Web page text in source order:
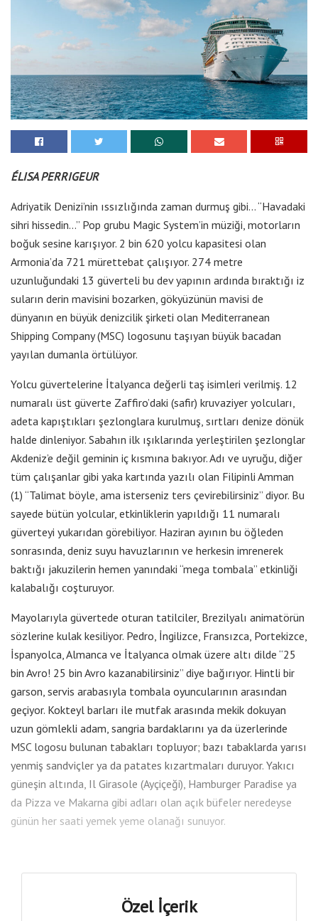
ÉLISA PERRIGEUR
Adriyatik Denizi’nin ıssızlığında zaman durmuş gibi… “Havadaki
sihri hissedin…” Pop grubu Magic System’in müziği, motorların
boğuk sesine karışıyor. 2 bin 620 yolcu kapasitesi olan
Armonia’da 721 mürettebat çalışıyor. 274 metre
uzunluğundaki 13 güverteli bu dev yapının ardında bıraktığı iz
suların derin mavisini bozarken, gökyüzünün mavisi de
dünyanın en büyük denizcilik şirketi olan Mediterranean
Shipping Company (MSC) logosunu taşıyan büyük bacadan
yayılan dumanla örtülüyor.
Yolcu güvertelerine İtalyanca değerli taş isimleri verilmiş. 12
numaralı üst güverte Zaffiro’daki (safir) kruvaziyer yolcuları,
adeta kapıştıkları şezlonglara kurulmuş, sırtları denize dönük
halde dinleniyor. Sabahın ilk ışıklarında yerleştirilen şezlonglar
Akdeniz’e değil geminin iç kısmına bakıyor. Adı ve uyruğu, diğer
tüm çalışanlar gibi yaka kartında yazılı olan Filipinli Amman
(1) “Talimat böyle, ama isterseniz ters çevirebilirsiniz” diyor. Bu
sayede bütün yolcular, etkinliklerin yapıldığı 11 numaralı
güverteyi yukarıdan görebiliyor. Haziran ayının bu öğleden
sonrasında, deniz suyu havuzlarının ve herkesin imrenerek
baktığı jakuzilerin hemen yanındaki “mega tombala” etkinliği
kalabalığı coşturuyor.
Mayolarıyla güvertede oturan tatilciler, Brezilyalı animatörün
sözlerine kulak kesiliyor. Pedro, İngilizce, Fransızca, Portekizce,
İspanyolca, Almanca ve İtalyanca olmak üzere altı dilde “25
bin Avro! 25 bin Avro kazanabilirsiniz” diye bağırıyor. Hintli bir
garson, servis arabasıyla tombala oyuncularının arasından
geçiyor. Kokteyl barları ile mutfak arasında mekik dokuyan
uzun gömlekli adam, sangria bardaklarını ya da üzerlerinde
MSC logosu bulunan tabakları topluyor; bazı tabaklarda yarısı
yenmiş sandviçler ya da patates kızartmaları duruyor. Yakıcı
güneşin altında, Il Girasole (Ayçiçeği), Hamburger Paradise ya
da Pizza ve Makarna gibi adları olan açık büfeler neredeyse
günün her saati yemek yeme olanağı sunuyor.
Özel İçerik